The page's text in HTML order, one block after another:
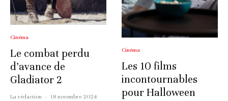
Cinéma
Le combat perdu
d’avance de
Gladiator 2
La rédaction · 18 novembre 2024
Cinéma
Les 10 films
incontournables
pour Halloween